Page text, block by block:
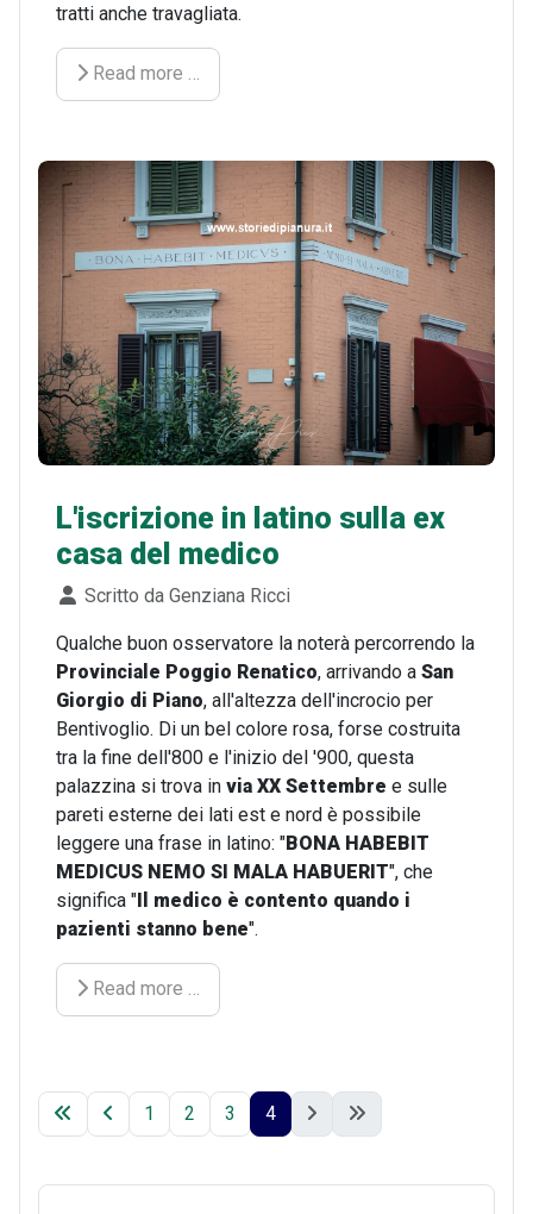
tratti anche travagliata.
Read more …
L'iscrizione in latino sulla ex
casa del medico
Dettagli
Scritto da Genziana Ricci
Qualche buon osservatore la noterà percorrendo la
Provinciale Poggio Renatico, arrivando a San
Giorgio di Piano, all'altezza dell'incrocio per
Bentivoglio. Di un bel colore rosa, forse costruita
tra la fine dell'800 e l'inizio del '900, questa
palazzina si trova in via XX Settembre e sulle
pareti esterne dei lati est e nord è possibile
leggere una frase in latino: "BONA HABEBIT
MEDICUS NEMO SI MALA HABUERIT", che
significa "Il medico è contento quando i
pazienti stanno bene".
Read more …
1 2 3 4